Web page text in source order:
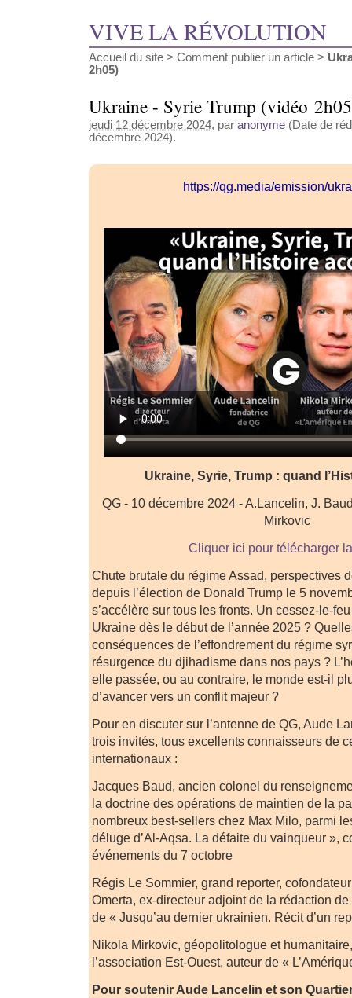
VIVE LA RÉVOLUTION
Accueil du site > Comment publier un article >
2h05)
Ukraine - Syrie Trump (vidéo
jeudi 12 décembre 2024, par anonyme (Date de
décembre 2024).
https://qg.media/emission/
Ukraine, Syrie, Trump : quand
QG - 10 décembre 2024 - A.Lancelin, J.
Mirkovic
Cliquer ici pour télécharger
Chute brutale du régime Assad, perspectives
depuis l’élection de Donald Trump le 5
s’accélère sur tous les fronts. Un cessez-le-
Ukraine dès le début de l’année 2025 ?
conséquences de l’effondrement du régime
résurgence du djihadisme dans nos pays ?
elle passée, ou au contraire, le monde est-il
d’avancer vers un conflit majeur ?
Pour en discuter sur l’antenne de QG, Aude
trois invités, tous excellents connaisseurs de
internationaux :
Jacques Baud, ancien colonel du
la doctrine des opérations de maintien de la
nombreux best-sellers chez Max Milo, parmi
déluge d’Al-Aqsa. La défaite du vainqueur »,
événements du 7 octobre
Régis Le Sommier, grand reporter,
Omerta, ex-directeur adjoint de la rédaction
de « Jusqu’au dernier ukrainien. Récit d’un
Nikola Mirkovic, géopolitologue et
l’association Est-Ouest, auteur de «
Pour soutenir Aude Lancelin et son